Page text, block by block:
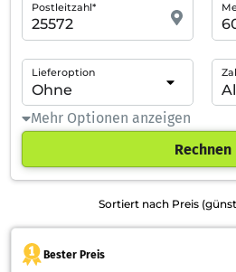
Postleitzahl*
Lieferoption
Mehr Optionen anzeigen
Rechnen
Sortiert nach Preis
Bester Preis